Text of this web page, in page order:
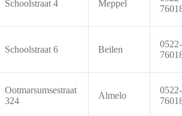
Schoolstraat 4 Meppel
Schoolstraat 6 Beilen
0522-
Ootmarsumsestraat
324
Almelo
0522-